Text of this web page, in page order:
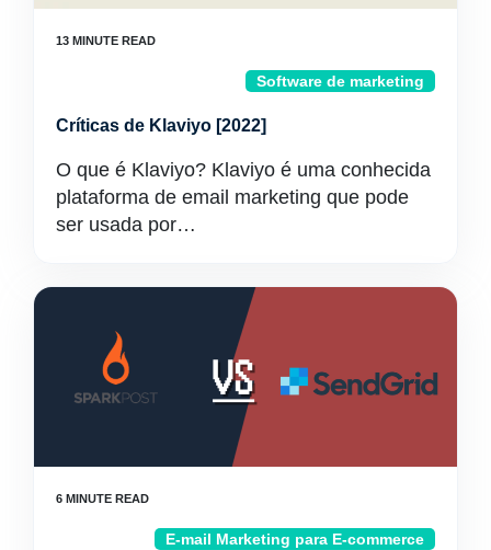
Software de marketing
Críticas de Klaviyo [2022]
O que é Klaviyo? Klaviyo é uma conhecida
plataforma de email marketing que pode
ser usada por…
E-mail Marketing para E-commerce